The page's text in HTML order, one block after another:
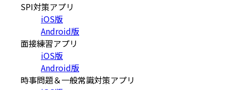
SPI対策アプリ
iOS版
Android版
面接練習アプリ
iOS版
Android版
時事問題＆一般常識対策アプリ